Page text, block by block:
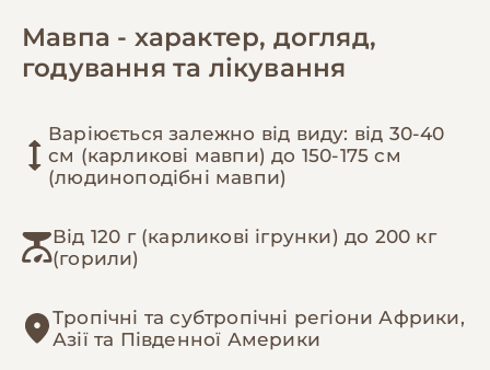
Мавпа - характер, догляд,
годування та лікування
Варіюється залежно від виду: від 30-40
см (карликові мавпи) до 150-175 см
(людиноподібні мавпи)
Від 120 г (карликові ігрунки) до 200 кг
(горили)
Тропічні та субтропічні регіони Африки,
Азії та Південної Америки